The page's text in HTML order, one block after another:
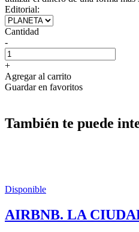
Editorial:
Cantidad
-
+
Agregar al carrito
Guardar en favoritos
También te puede
Disponible
AIRBNB. LA